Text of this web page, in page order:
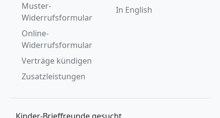
Muster-
Widerrufsformular
Online-
Widerrufsformular
Verträge kündigen
Zusatzleistungen
In English